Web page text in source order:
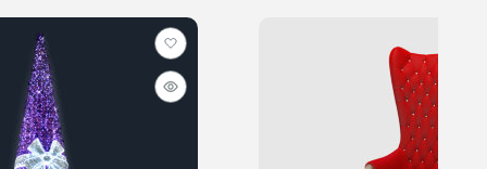
Добавить
в
избранное
Быстрый
просмотр